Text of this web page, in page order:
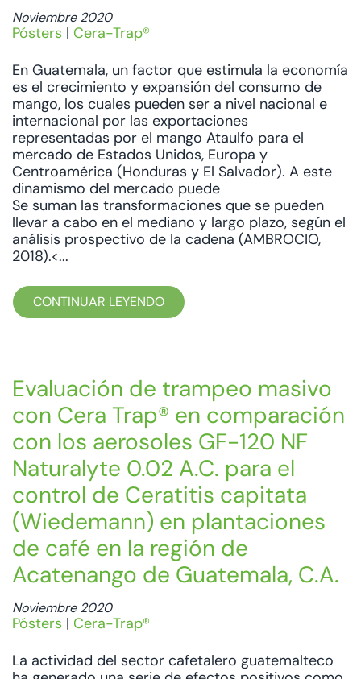
Noviembre 2020
Pósters | Cera-Trap®
En Guatemala, un factor que estimula la economía
es el crecimiento y expansión del consumo de
mango, los cuales pueden ser a nivel nacional e
internacional por las exportaciones
representadas por el mango Ataulfo ​​para el
mercado de Estados Unidos, Europa y
Centroamérica (Honduras y El Salvador). A este
dinamismo del mercado puede
Se suman las transformaciones que se pueden
llevar a cabo en el mediano y largo plazo, según el
análisis prospectivo de la cadena (AMBROCIO,
2018).<...
CONTINUAR LEYENDO
Evaluación de trampeo masivo
con Cera Trap® en comparación
con los aerosoles GF-120 NF
Naturalyte 0.02 A.C. para el
control de Ceratitis capitata
(Wiedemann) en plantaciones
de café en la región de
Acatenango de Guatemala, C.A.
Noviembre 2020
Pósters | Cera-Trap®
La actividad del sector cafetalero guatemalteco